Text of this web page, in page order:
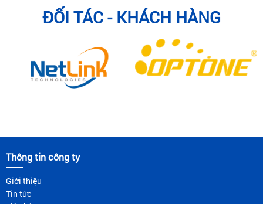
ĐỐI TÁC - KHÁCH HÀNG
Thông tin công ty
Giới thiệu
Tin tức